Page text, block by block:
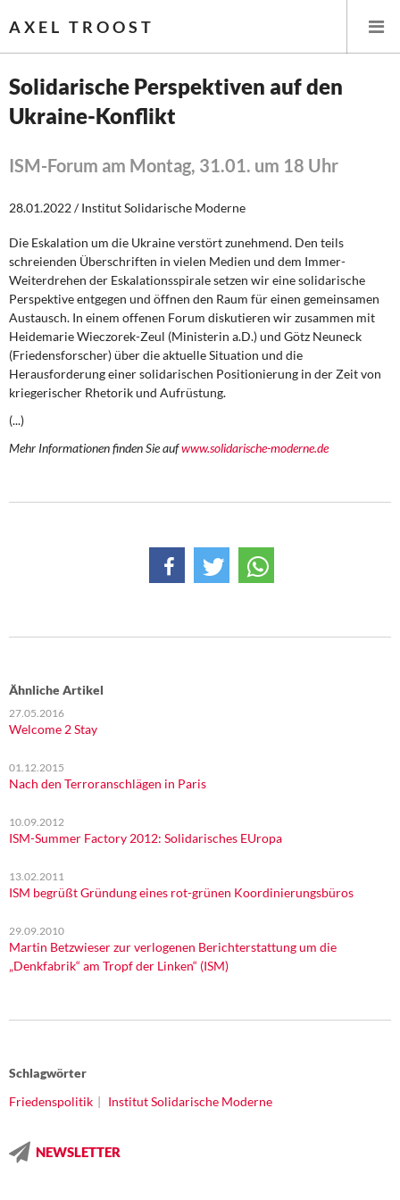
AXEL TROOST
Startseite
Themen
Memo-Gruppe
Institut Solidarische Moderne
Rosa-Luxemburg-Stiftung
Über mich
Kontakt
Solidarische Perspektiven auf den
Ukraine-Konflikt
ISM-Forum am Montag, 31.01. um 18 Uhr
28.01.2022 / Institut Solidarische Moderne
Die Eskalation um die Ukraine verstört zunehmend. Den teils
schreienden Überschriften in vielen Medien und dem Immer-
Weiterdrehen der Eskalationsspirale setzen wir eine solidarische
Perspektive entgegen und öffnen den Raum für einen gemeinsamen
Austausch. In einem offenen Forum diskutieren wir zusammen mit
Heidemarie Wieczorek-Zeul (Ministerin a.D.) und Götz Neuneck
(Friedensforscher) über die aktuelle Situation und die
Herausforderung einer solidarischen Positionierung in der Zeit von
kriegerischer Rhetorik und Aufrüstung.
(...)
Mehr Informationen finden Sie aufwww.solidarische-moderne.de
Ähnliche Artikel
27.05.2016
Welcome 2 Stay
01.12.2015
Nach den Terroranschlägen in Paris
10.09.2012
ISM-Summer Factory 2012: Solidarisches EUropa
13.02.2011
ISM begrüßt Gründung eines rot-grünen Koordinierungsbüros
29.09.2010
Martin Betzwieser zur verlogenen Berichterstattung um die
„Denkfabrik“ am Tropf der Linken“ (ISM)
Schlagwörter
Friedenspolitik
Institut Solidarische Moderne
NEWSLETTER